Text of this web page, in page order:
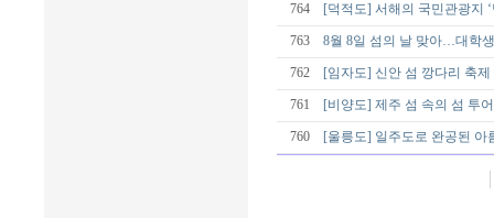
764 [덕적도] 서해의 국민관광지
763 8월 8일 섬의 날 맞아…대학
762 [임자도] 신안 섬 깡다리 축
761 [비양도] 제주 섬 속의 섬 투
760 [울릉도] 일주도로 완공된 아